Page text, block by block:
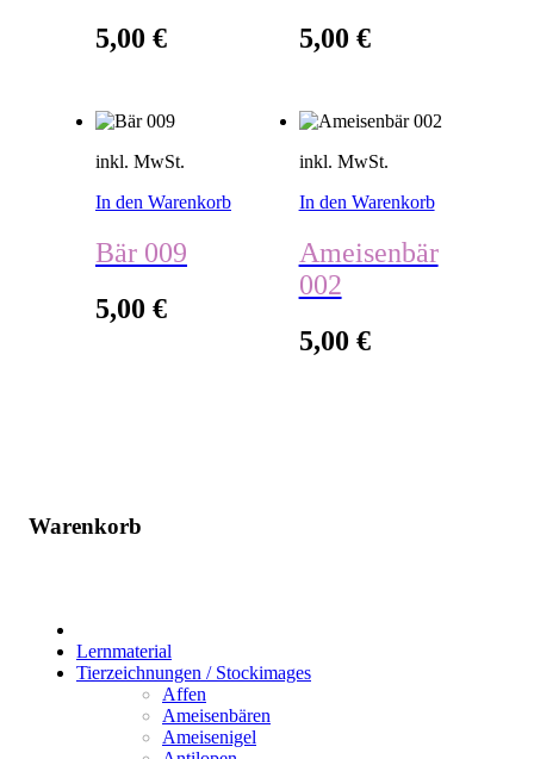
5,00 €
5,00 €
inkl. MwSt.
In den Warenkorb
Bär 009
5,00 €
inkl. MwSt.
In den Warenkorb
Ameisenbär
002
5,00 €
Warenkorb
Lernmaterial
Tierzeichnungen / Stockimages
Affen
Ameisenbären
Ameisenigel